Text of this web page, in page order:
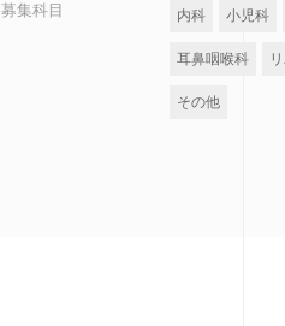
募集科目 内科 小児科
耳鼻咽喉科
その他